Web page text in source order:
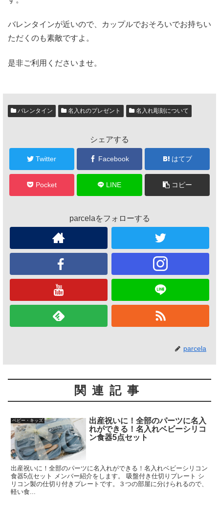
バレンタインが近いので、カップルでおそろいでお持ちい
ただくのも素敵ですよ。
是非ご利用くださいませ。
バレンタイン 名入れのプレゼント 名入れ彫刻について
シェアする
Twitter Facebook はてブ
Pocket LINE コピー
parcelaをフォローする
parcela
関連記事
ベビー・キッズ
出産祝いに！全部のパーツに名入
れができる！名入れベビーシリコ
ン食器5点セット
出産祝いに！全部のパーツに名入れができる！名入れベビーシリコン
食器5点セット メンバー紹介をします。 吸盤付き仕切りプレート シ
リコン製の仕切り付きプレートです。３つの部屋に分けられるので、
軽い食...